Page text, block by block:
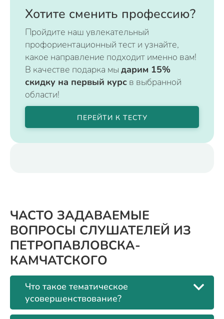
Хотите сменить профессию?
Пройдите наш увлекательный
профориентационный тест и узнайте,
какое направление подходит именно вам!
В качестве подарка мы дарим 15%
скидку на первый курс в выбранной
области!
ПЕРЕЙТИ К ТЕСТУ
ЧАСТО ЗАДАВАЕМЫЕ
ВОПРОСЫ СЛУШАТЕЛЕЙ ИЗ
ПЕТРОПАВЛОВСКА-
КАМЧАТСКОГО
Что такое тематическое
усовершенствование?